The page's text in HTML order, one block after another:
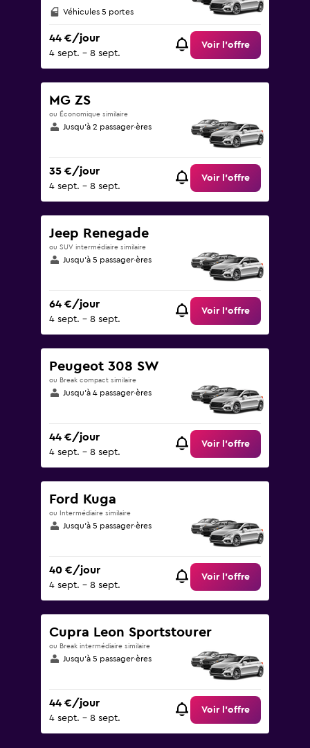
Véhicules 5 portes
44 €/jour
4 sept. - 8 sept.
Voir l’offre
MG ZS
ou Économique similaire
Jusqu’à 2 passager·ères
35 €/jour
4 sept. - 8 sept.
Voir l’offre
Jeep Renegade
ou SUV intermédiaire similaire
Jusqu’à 5 passager·ères
64 €/jour
4 sept. - 8 sept.
Voir l’offre
Peugeot 308 SW
ou Break compact similaire
Jusqu’à 4 passager·ères
44 €/jour
4 sept. - 8 sept.
Voir l’offre
Ford Kuga
ou Intermédiaire similaire
Jusqu’à 5 passager·ères
40 €/jour
4 sept. - 8 sept.
Voir l’offre
Cupra Leon Sportstourer
ou Break intermédiaire similaire
Jusqu’à 5 passager·ères
44 €/jour
4 sept. - 8 sept.
Voir l’offre